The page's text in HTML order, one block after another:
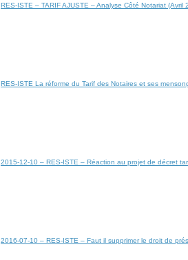
RES-ISTE – TARIF AJUSTE – Analyse Côté Notariat (Avril
RES-ISTE La réforme du Tarif des Notaires et ses
2015-12-10 – RES-ISTE – Réaction au projet de décret
2016-07-10 – RES-ISTE – Faut il supprimer le droit de